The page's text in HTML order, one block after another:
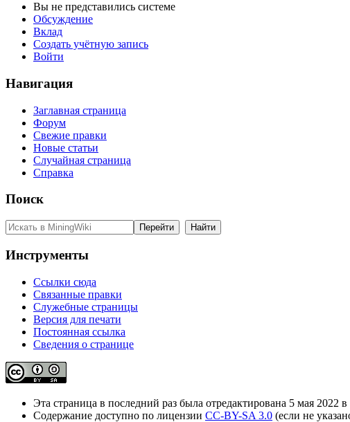
Вы не представились системе
Обсуждение
Вклад
Создать учётную запись
Войти
Навигация
Заглавная страница
Форум
Свежие правки
Новые статьи
Случайная страница
Справка
Поиск
Инструменты
Ссылки сюда
Связанные правки
Служебные страницы
Версия для печати
Постоянная ссылка
Сведения о странице
Эта страница в последний раз была отредактирована 5 мая 2022 в
Содержание доступно по лицензии CC-BY-SA 3.0 (если не